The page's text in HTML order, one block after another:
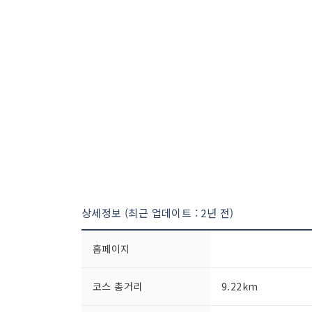
상세정보 (최근 업데이트 : 2년 전)
홈페이지
코스 총거리 9.22km